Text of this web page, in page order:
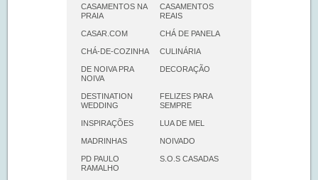
CASAMENTOS NA
PRAIA
CASAMENTOS
REAIS
CASAR.COM CHÁ DE PANELA
CHÁ-DE-COZINHA CULINÁRIA
DE NOIVA PRA
NOIVA
DECORAÇÃO
DESTINATION
WEDDING
FELIZES PARA
SEMPRE
INSPIRAÇÕES LUA DE MEL
MADRINHAS NOIVADO
PD PAULO
RAMALHO
S.O.S CASADAS